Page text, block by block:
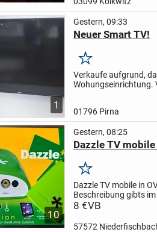
1
Gestern, 09:33
Neuer Smart TV!
Merken
Verkaufe aufgrund,
Wohungseinrichtung.
01796 Pirna
10
Gestern, 08:25
Dazzle TV
Merken
Dazzle TV mobile in
Beschreibung gibts
„Die Ware wird unter
8 €VB
57572